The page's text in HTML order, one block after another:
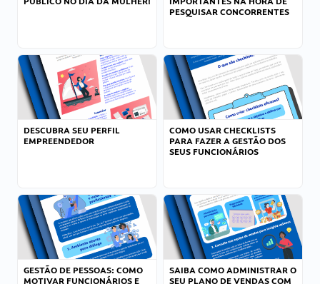
PESQUISAR CONCORRENTES
DESCUBRA SEU PERFIL
EMPREENDEDOR
COMO USAR CHECKLISTS
PARA FAZER A GESTÃO DOS
SEUS FUNCIONÁRIOS
GESTÃO DE PESSOAS: COMO
MOTIVAR FUNCIONÁRIOS E
SAIBA COMO ADMINISTRAR O
SEU PLANO DE VENDAS COM